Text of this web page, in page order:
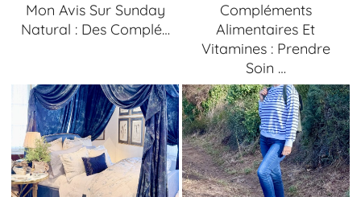
Mon Avis Sur Sunday
Natural : Des Complé…
Compléments
Alimentaires Et
Vitamines : Prendre
Soin …